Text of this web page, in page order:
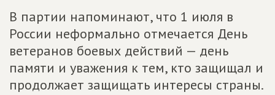
В партии напоминают, что 1 июля в
России неформально отмечается День
ветеранов боевых действий — день
памяти и уважения к тем, кто защищал и
продолжает защищать интересы страны.